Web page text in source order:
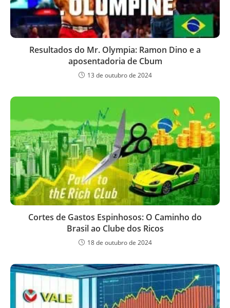
Resultados do Mr. Olympia: Ramon Dino e a
aposentadoria de Cbum
13 de outubro de 2024
Cortes de Gastos Espinhosos: O Caminho do
Brasil ao Clube dos Ricos
18 de outubro de 2024